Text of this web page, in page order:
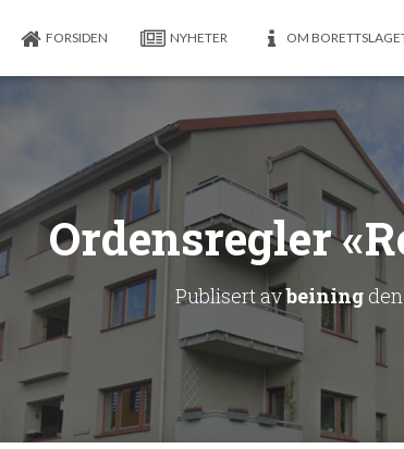
FORSIDEN NYHETER OM
Ordensregler
Publisert avbeiningden